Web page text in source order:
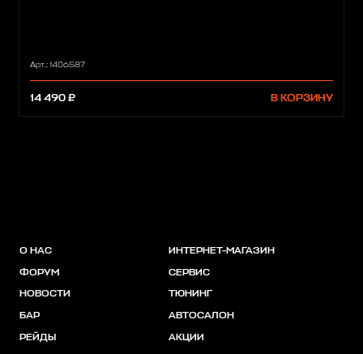
Арт.: 1406587
14 490 ₽ В КОРЗИНУ
О НАС
ФОРУМ
НОВОСТИ
БАР
РЕЙДЫ
ИНТЕРНЕТ-МАГАЗИН
СЕРВИС
ТЮНИНГ
АВТОСАЛОН
АКЦИИ